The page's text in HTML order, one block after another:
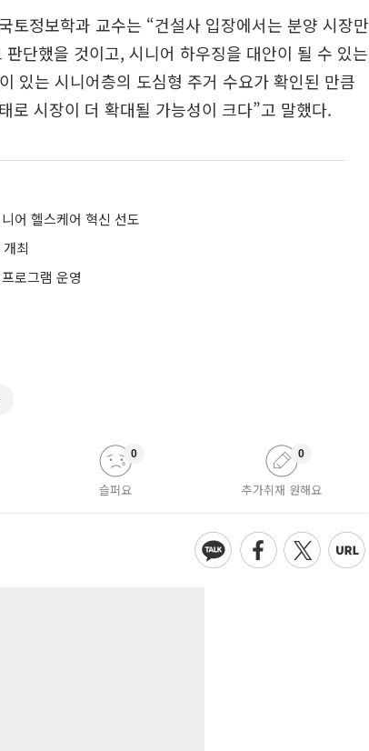
토정보학과 교수는 “건설사 입장에서는 분양 시장만
단했을 것이고, 시니어 하우징을 대안이 될 수 있는
있는 시니어층의 도심형 주거 수요가 확인된 만큼
로 시장이 더 확대될 가능성이 크다”고 말했다.
어 헬스케어 혁신 선도
최
로그램 운영
슬퍼요
0
추가취재 원해요
0